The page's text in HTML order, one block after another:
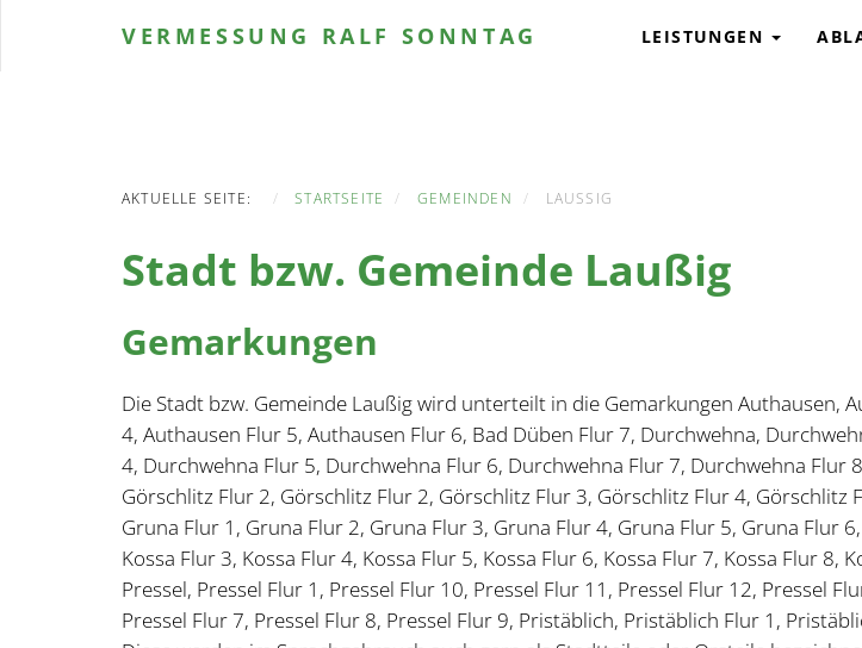
VERMESSUNG RALF SONNTAG LEISTUNGEN
AKTUELLE SEITE: STARTSEITE GEMEINDEN LAUSSIG
Stadt bzw. Gemeinde Laußig
Gemarkungen
Die Stadt bzw. Gemeinde Laußig wird unterteilt in die Gemarkungen Authausen,
4, Authausen Flur 5, Authausen Flur 6, Bad Düben Flur 7, Durchwehna,
4, Durchwehna Flur 5, Durchwehna Flur 6, Durchwehna Flur 7, Durchwehna
Görschlitz Flur 2, Görschlitz Flur 2, Görschlitz Flur 3, Görschlitz Flur 4,
Gruna Flur 1, Gruna Flur 2, Gruna Flur 3, Gruna Flur 4, Gruna Flur 5, Gruna Flur
Kossa Flur 3, Kossa Flur 4, Kossa Flur 5, Kossa Flur 6, Kossa Flur 7, Kossa Flur
Pressel, Pressel Flur 1, Pressel Flur 10, Pressel Flur 11, Pressel Flur 12, Pressel
Pressel Flur 7, Pressel Flur 8, Pressel Flur 9, Pristäblich, Pristäblich Flur 1,